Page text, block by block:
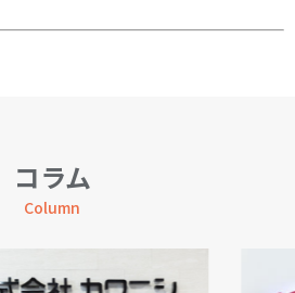
コラム
Column